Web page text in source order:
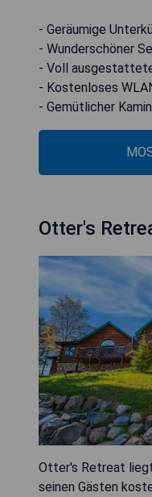
- Geräumige
- Wunderschöner
- Voll
- Kostenloses
- Gemütlicher
Otter's
Otter's Retreat
seinen Gästen